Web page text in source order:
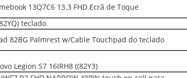
13Q7C6 13.3 FHD Ecrã de Toque
teclado
82BG Palmrest w/Cable Touchpad do teclado
Legion S7 16IRH8 ((82Y3)